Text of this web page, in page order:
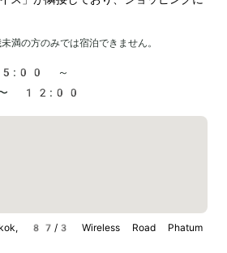
未満の方のみでは宿泊できません。
～
12:00
87/3 Wireless Road Phatum